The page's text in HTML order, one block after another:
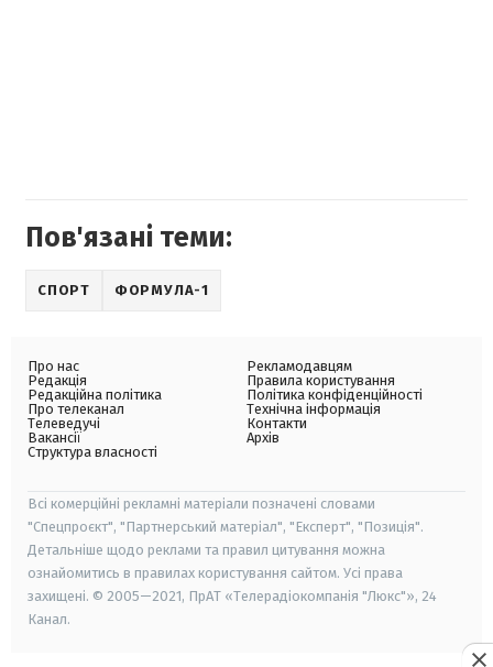
Пов'язані теми:
СПОРТ ФОРМУЛА-1
Про нас
Редакція
Редакційна політика
Про телеканал
Телеведучі
Вакансії
Структура власності
Рекламодавцям
Правила користування
Політика конфіденційності
Технічна інформація
Контакти
Архів
Всі комерційні рекламні матеріали позначені словами
"Спецпроєкт", "Партнерський матеріал", "Експерт", "Позиція".
Детальніше щодо реклами та правил цитування можна
ознайомитись в правилах користування сайтом. Усі права
захищені. © 2005—2021, ПрАТ «Телерадіокомпанія "Люкс"», 24
Канал.